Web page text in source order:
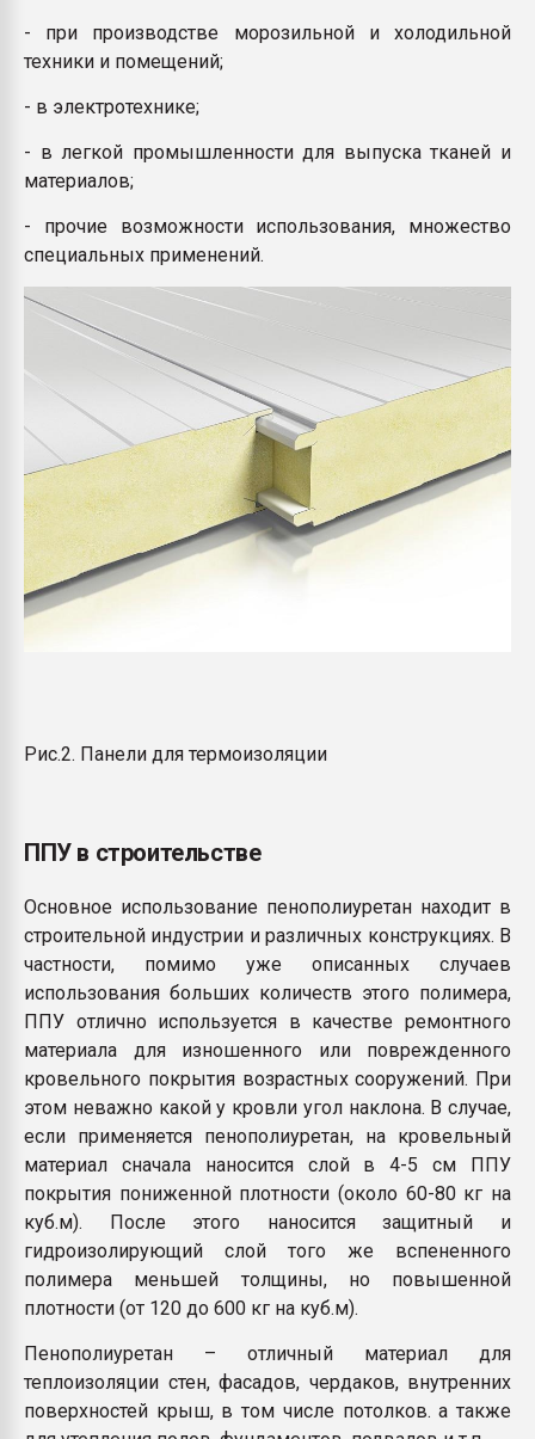
- при производстве морозильной и холодильной
техники и помещений;
- в электротехнике;
- в легкой промышленности для выпуска тканей и
материалов;
- прочие возможности использования, множество
специальных применений.
Рис.2. Панели для термоизоляции
ППУ в строительстве
Основное использование пенополиуретан находит в
строительной индустрии и различных конструкциях. В
частности, помимо уже описанных случаев
использования больших количеств этого полимера,
ППУ отлично используется в качестве ремонтного
материала для изношенного или поврежденного
кровельного покрытия возрастных сооружений. При
этом неважно какой у кровли угол наклона. В случае,
если применяется пенополиуретан, на кровельный
материал сначала наносится слой в 4-5 см ППУ
покрытия пониженной плотности (около 60-80 кг на
куб.м). После этого наносится защитный и
гидроизолирующий слой того же вспененного
полимера меньшей толщины, но повышенной
плотности (от 120 до 600 кг на куб.м).
Пенополиуретан – отличный материал для
теплоизоляции стен, фасадов, чердаков, внутренних
поверхностей крыш, в том числе потолков. а также